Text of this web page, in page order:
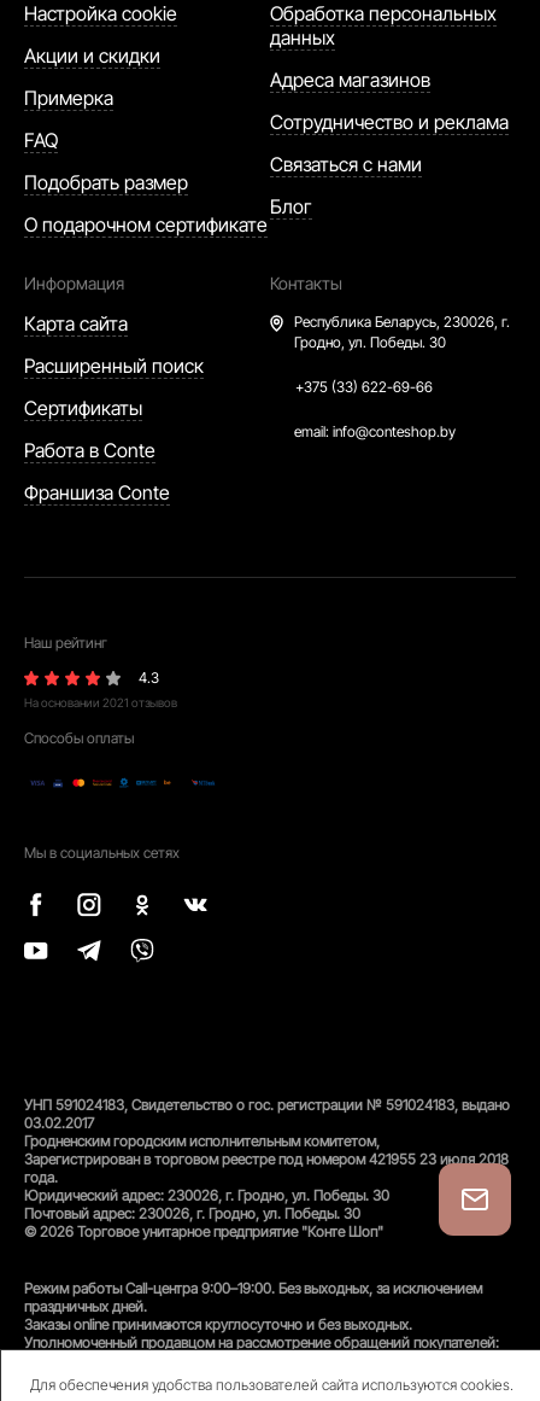
Для обеспечения удобства пользователей сайта используются cookies.
Настройка cookie
Акции и скидки
Примерка
FAQ
Подобрать размер
О подарочном сертификате
Обработка персональных
данных
Адреса магазинов
Сотрудничество и реклама
Связаться с нами
Блог
Информация
Карта сайта
Расширенный поиск
Сертификаты
Работа в Conte
Франшиза Conte
Контакты
Республика Беларусь, 230026, г.
Гродно, ул. Победы. 30
+375 (33) 622-69-66
email: info@conteshop.by
Наш рейтинг
4.3
На основании 2021 отзывов
Способы оплаты
Мы в социальных сетях
УНП 591024183, Свидетельство о гос. регистрации № 591024183, выдано
03.02.2017
Гродненским городским исполнительным комитетом,
Зарегистрирован в торговом реестре под номером 421955 23 июля 2018
года.
Юридический адрес: 230026, г. Гродно, ул. Победы. 30
Почтовый адрес: 230026, г. Гродно, ул. Победы. 30
© 2026 Торговое унитарное предприятие "Конте Шоп"
Режим работы Call-центра 9:00–19:00. Без выходных, за исключением
праздничных дней.
Заказы online принимаются круглосуточно и без выходных.
Уполномоченный продавцом на рассмотрение обращений покупателей:
Унитарного предприятия «Конте Шоп», тел:+375(152)50-94-35, email:
info@conteshop.by